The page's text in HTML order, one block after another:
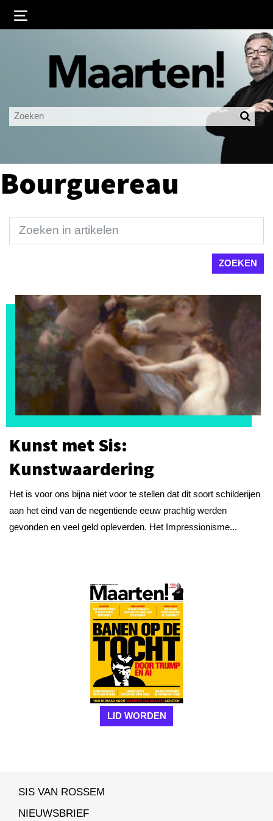
Ingelogd blijven
LOGIN
Bourguereau
Kunst met Sis:
Kunstwaardering
Het is voor ons bijna niet voor te stellen dat dit soort schilderijen
aan het eind van de negentiende eeuw prachtig werden
gevonden en veel geld opleverden. Het Impressionisme...
LID WORDEN
SIS VAN ROSSEM
NIEUWSBRIEF